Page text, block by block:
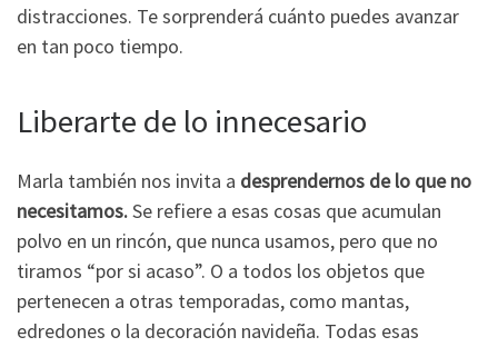
distracciones. Te sorprenderá cuánto puedes avanzar
en tan poco tiempo.
Liberarte de lo innecesario
Marla también nos invita a desprendernos de lo que no
necesitamos.Se refiere a esas cosas que acumulan
polvo en un rincón, que nunca usamos, pero que no
tiramos “por si acaso”. O a todos los objetos que
pertenecen a otras temporadas, como mantas,
edredones o la decoración navideña. Todas esas